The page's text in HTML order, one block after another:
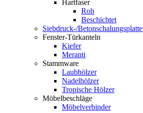
Hartfaser
Roh
Beschichtet
Siebdruck-/Betonschalungsplatte
Fenster-Türkanteln
Kiefer
Meranti
Stammware
Laubhölzer
Nadelhölzer
Tropische Hölzer
Möbelbeschläge
Möbelverbinder